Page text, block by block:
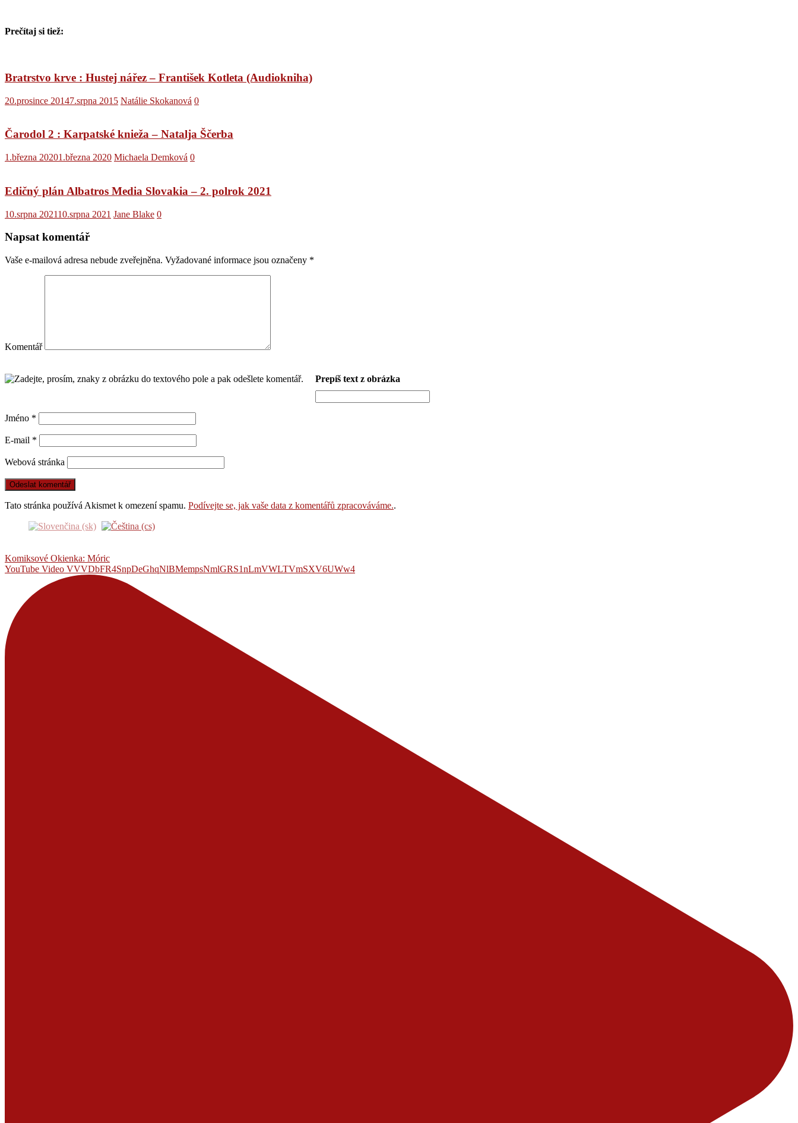
Prečítaj si tiež:
Bratrstvo krve : Hustej nářez – František Kotleta (Audiokniha)
20.prosince 20147.srpna 2015 Natálie Skokanová 0
Čarodol 2 : Karpatské knieža – Natalja Ščerba
1.března 20201.března 2020 Michaela Demková 0
Edičný plán Albatros Media Slovakia – 2. polrok 2021
10.srpna 202110.srpna 2021 Jane Blake 0
Napsat komentář
Vaše e-mailová adresa nebude zveřejněna. Vyžadované informace jsou označeny *
Komentář
Prepíš text z obrázka
Jméno *
E-mail *
Webová stránka
Tato stránka používá Akismet k omezení spamu. Podívejte se, jak vaše data z komentářů zpracováváme..
Komiksové Okienka: Móric
YouTube Video VVVDbFR4SnpDeGhqNlBMempsNmlGRS1nLmVWLTVmSXV6UWw4